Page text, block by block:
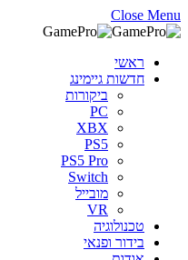
Close Menu
ראשי
חדשות גיימינג
ביקורות
PC
XBX
PS5
PS5 Pro
Switch
מובייל
VR
טכנולוגיה
בידור ופנאי